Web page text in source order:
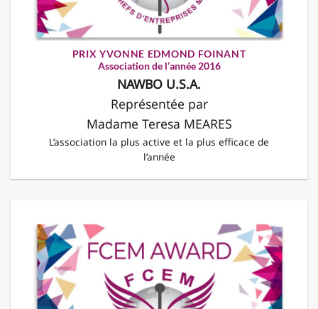
PRIX YVONNE EDMOND FOINANT
Association de l’année 2016
NAWBO U.S.A.
Représentée par
Madame Teresa MEARES
L’association la plus active et la plus efficace de
l’année